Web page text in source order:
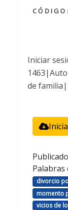
CÓDIGO:
Iniciar
de
Palabras
divorcio
momento
vicios de